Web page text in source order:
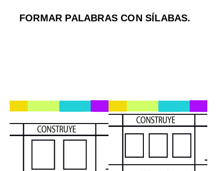
FORMAR PALABRAS CON SÍLABAS.